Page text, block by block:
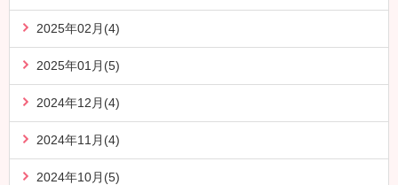
2025年02月(4)
2025年01月(5)
2024年12月(4)
2024年11月(4)
2024年10月(5)